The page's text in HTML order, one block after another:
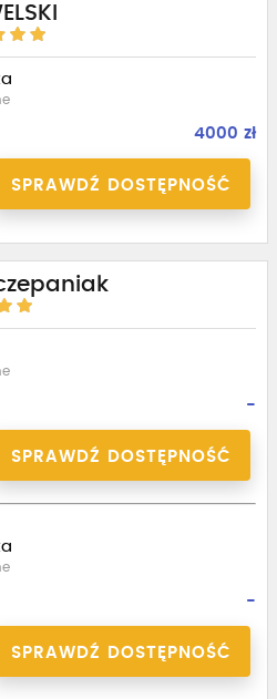
4000 zł
SPRAWDŹ DOSTĘPNOŚĆ
-
SPRAWDŹ DOSTĘPNOŚĆ
-
SPRAWDŹ DOSTĘPNOŚĆ